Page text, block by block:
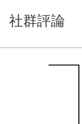
社群評論